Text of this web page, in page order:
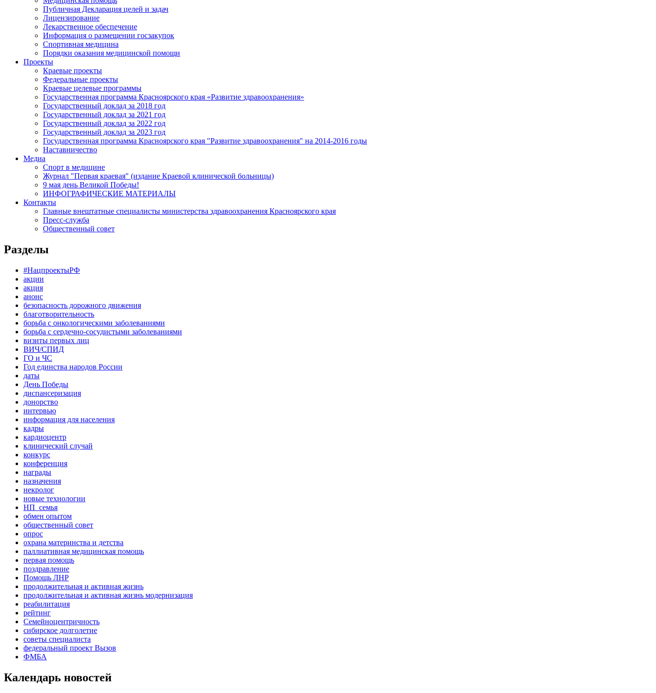
Публичная Декларация целей и задач
Лицензирование
Лекарственное обеспечение
Информация о размещении госзакупок
Спортивная медицина
Порядки оказания медицинской помощи
Проекты
Краевые проекты
Федеральные проекты
Краевые целевые программы
Государственная программа Красноярского края «Развитие здравоохранения»
Государственный доклад за 2018 год
Государственный доклад за 2021 год
Государственный доклад за 2022 год
Государственный доклад за 2023 год
Государственная программа Красноярского края "Развитие здравоохранения" на 2014-2016 годы
Наставничество
Медиа
Спорт в медицине
Журнал "Первая краевая" (издание Краевой клинической больницы)
9 мая день Великой Победы!
ИНФОГРАФИЧЕСКИЕ МАТЕРИАЛЫ
Контакты
Главные внештатные специалисты министерства здравоохранения Красноярского края
Пресс-служба
Общественный совет
Разделы
#НацпроектыРФ
акции
акция
анонс
безопасность дорожного движения
благотворительность
борьба с онкологическими заболеваниями
борьба с сердечно-сосудистыми заболеваниями
визиты первых лиц
ВИЧ/СПИД
ГО и ЧС
Год единства народов России
даты
День Победы
диспансеризация
донорство
интервью
информация для населения
кадры
кардиоцентр
клинический случай
конкурс
конференция
награды
назначения
некролог
новые технологии
НП_семья
обмен опытом
общественный совет
опрос
охрана материнства и детства
паллиативная медицинская помощь
первая помощь
поздравление
Помощь ЛНР
продолжительная и активная жизнь
продолжительная и активная жизнь модернизация
реабилитация
рейтинг
Семейноцентричность
сибирское долголетие
советы специалиста
федеральный проект Вызов
ФМБА
Календарь новостей